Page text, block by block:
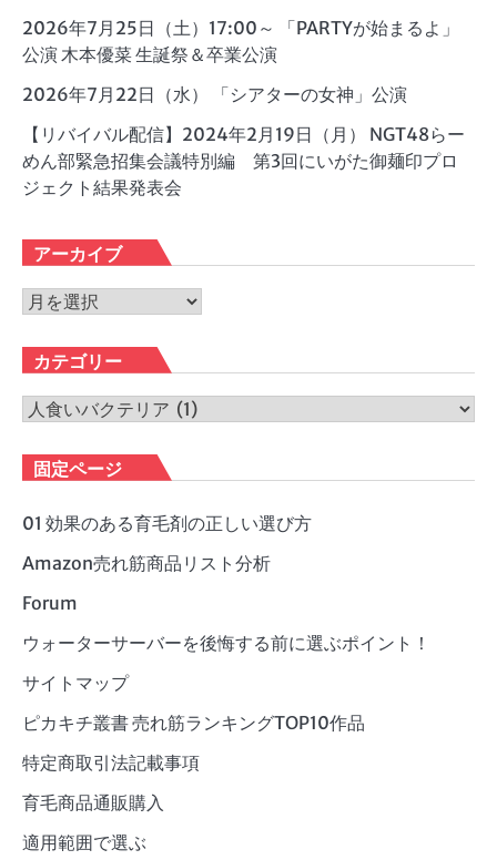
2026年7月25日（土）17:00～ 「PARTYが始まるよ」
公演 木本優菜 生誕祭＆卒業公演
2026年7月22日（水） 「シアターの女神」公演
【リバイバル配信】2024年2月19日（月） NGT48らー
めん部緊急招集会議特別編 第3回にいがた御麺印プロ
ジェクト結果発表会
アーカイブ
ア
カ
イ
ブ
カテゴリー
カ
ゴ
リ
ー
固定ページ
01 効果のある育毛剤の正しい選び方
Amazon売れ筋商品リスト分析
Forum
ウォーターサーバーを後悔する前に選ぶポイント！
サイトマップ
ピカキチ叢書 売れ筋ランキングTOP10作品
特定商取引法記載事項
育毛商品通販購入
適用範囲で選ぶ